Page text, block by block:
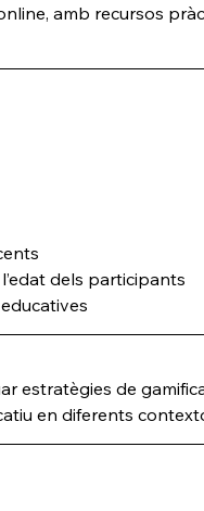
amb recursos
dels participants
estratègies de
en diferents